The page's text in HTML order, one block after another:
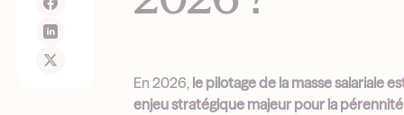
En 2026, le pilotage de la masse salariale
enjeu stratégique majeur pour la